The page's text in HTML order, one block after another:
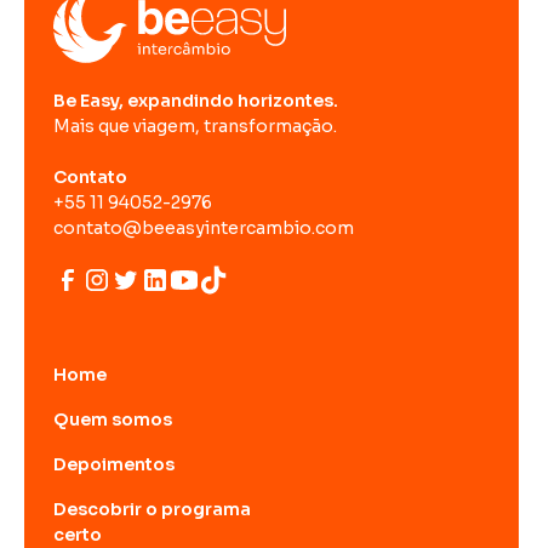
Be Easy, expandindo horizontes.
Mais que viagem, transformação.
Contato
+55 11 94052-2976
contato@beeasyintercambio.com
Home
Quem somos
Depoimentos
Descobrir o programa
certo